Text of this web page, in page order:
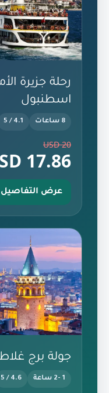
رحلة جزيرة
اسطنبول
8 ساعات 4.1 / 5
20 USD
17.86 USD
عرض التفاصيل
جولة برج
1 -2 ساعة 4.6 / 5